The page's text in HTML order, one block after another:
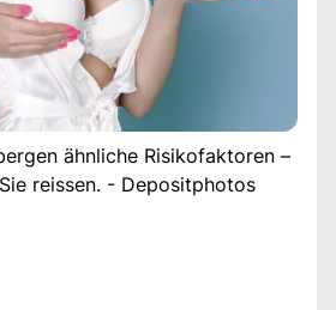
ähnliche Risikofaktoren –
reissen. - Depositphotos